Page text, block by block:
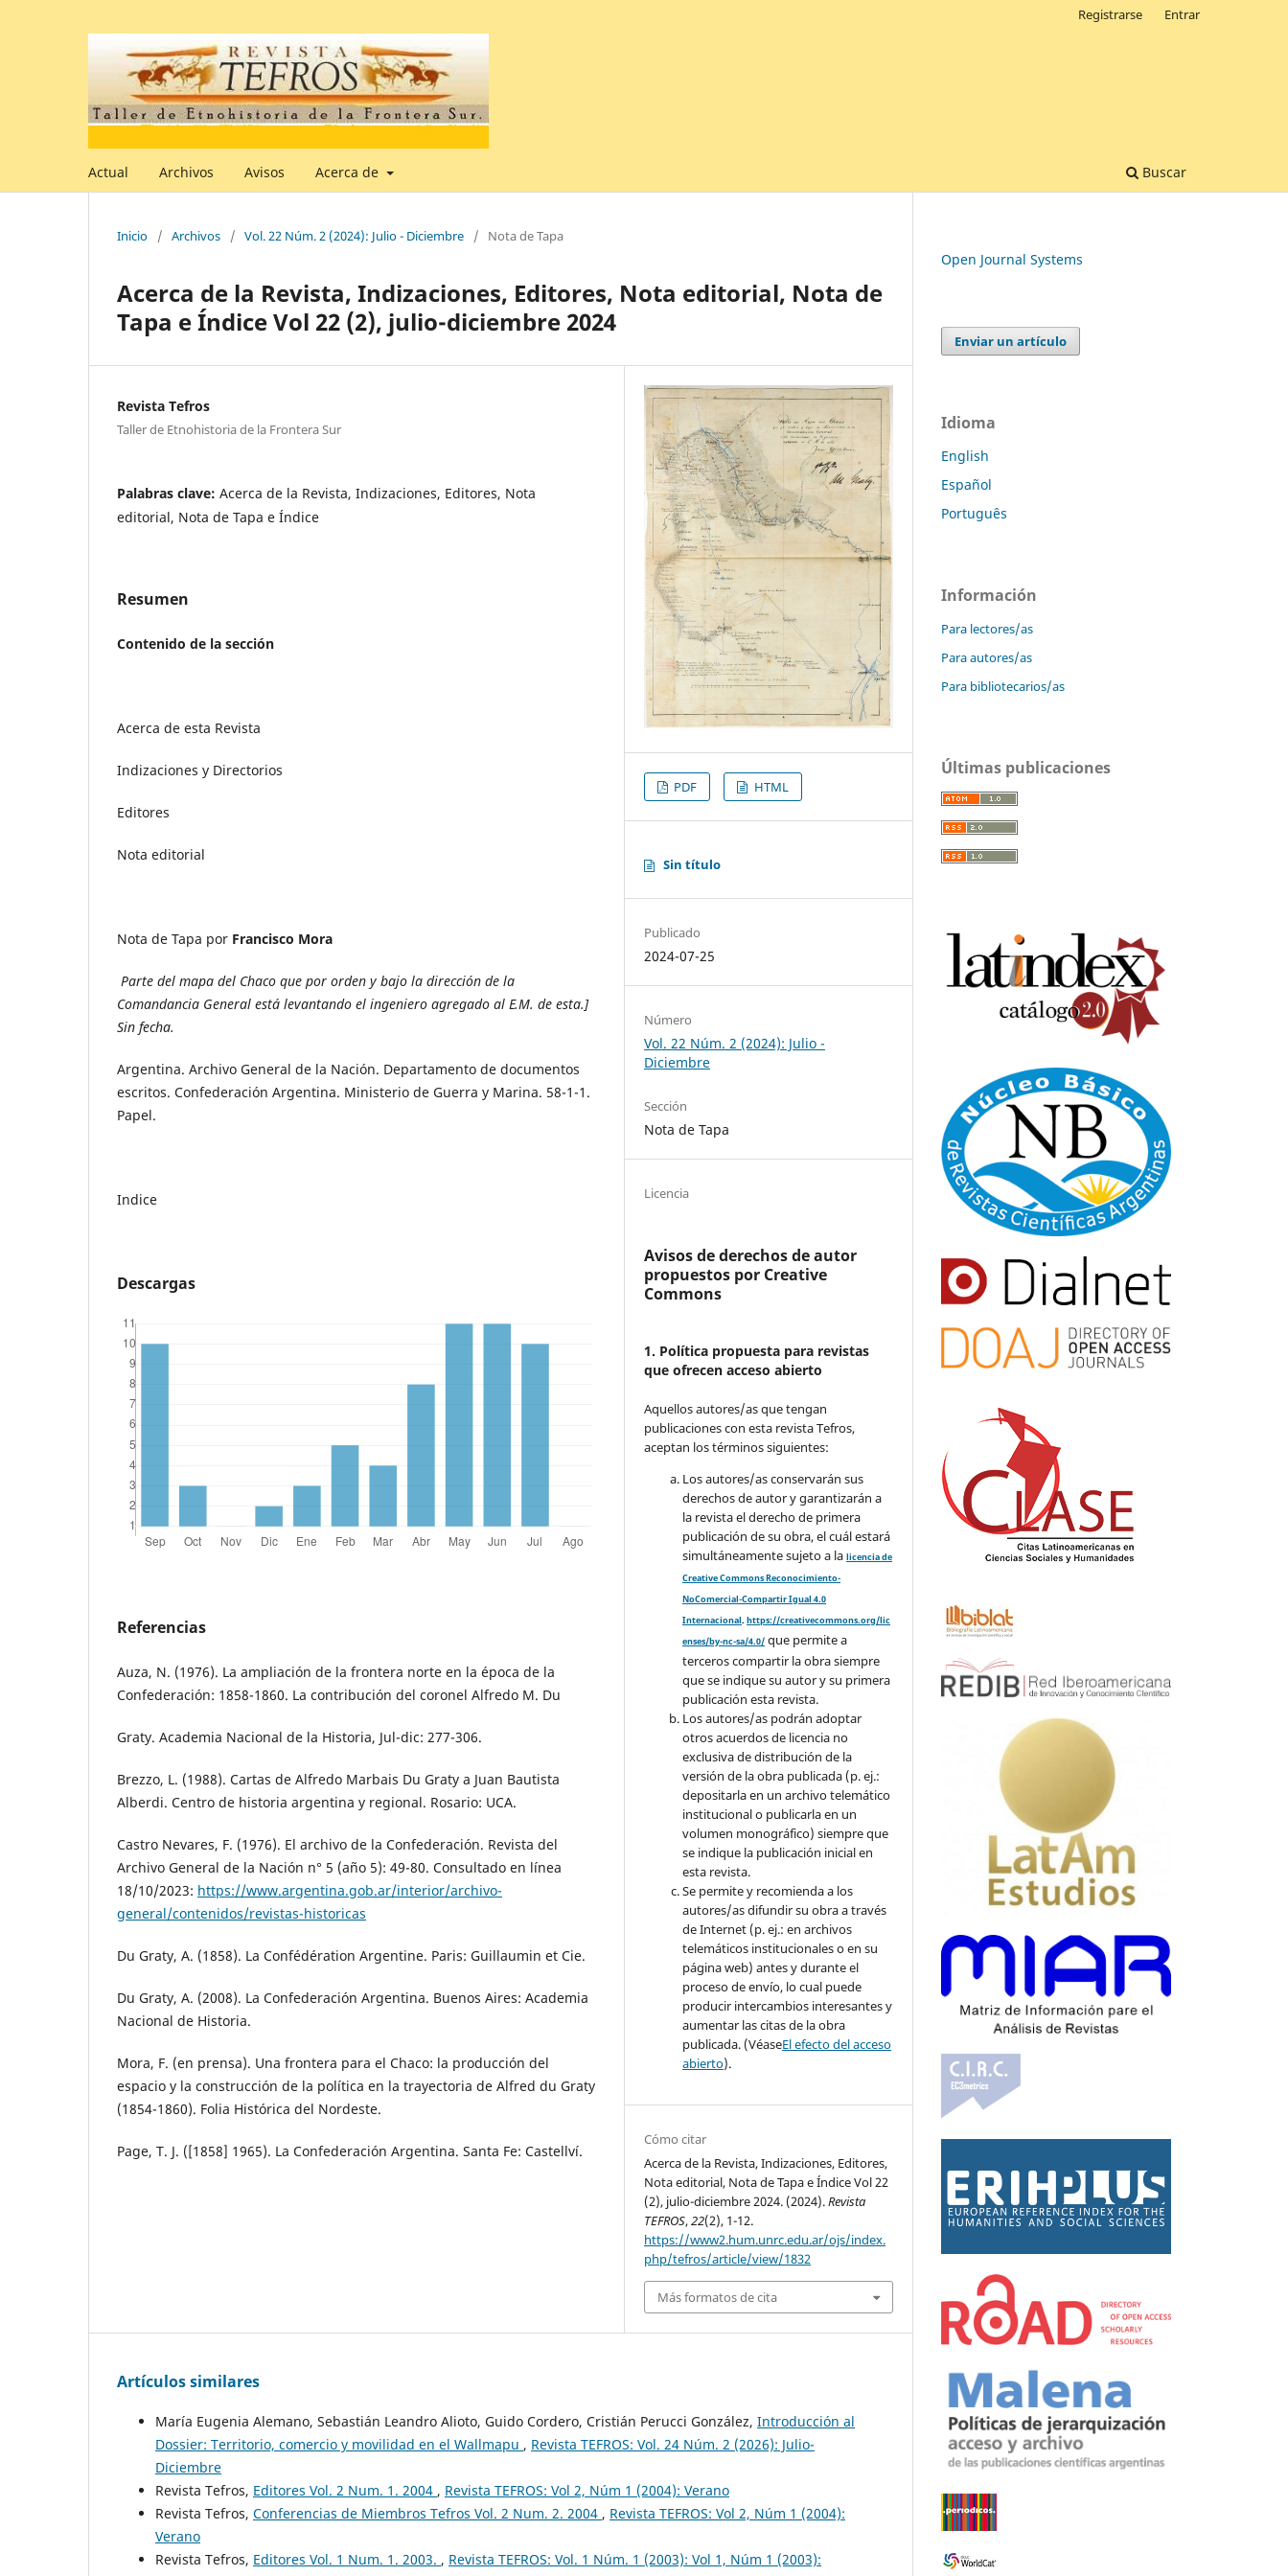
Actual Archivos Avisos Acerca de Buscar
Registrarse Entrar
Inicio / Archivos / Vol. 22 Núm. 2 (2024): Julio - Diciembre / Nota de Tapa
Acerca de la Revista, Indizaciones, Editores, Nota editorial, Nota de
Tapa e Índice Vol 22 (2), julio-diciembre 2024
Revista Tefros
Taller de Etnohistoria de la Frontera Sur
Palabras clave: Acerca de la Revista, Indizaciones, Editores, Nota
editorial, Nota de Tapa e Índice
Resumen
Contenido de la sección
Acerca de esta Revista
Indizaciones y Directorios
Editores
Nota editorial
Nota de Tapa por Francisco Mora
Parte del mapa del Chaco que por orden y bajo la dirección de la
Comandancia General está levantando el ingeniero agregado al E.M. de esta.]
Sin fecha.
Argentina. Archivo General de la Nación. Departamento de documentos
escritos. Confederación Argentina. Ministerio de Guerra y Marina. 58-1-1.
Papel.
Indice
Descargas
Referencias
Auza, N. (1976). La ampliación de la frontera norte en la época de la
Confederación: 1858-1860. La contribución del coronel Alfredo M. Du
Graty. Academia Nacional de la Historia, Jul-dic: 277-306.
Brezzo, L. (1988). Cartas de Alfredo Marbais Du Graty a Juan Bautista
Alberdi. Centro de historia argentina y regional. Rosario: UCA.
Castro Nevares, F. (1976). El archivo de la Confederación. Revista del
Archivo General de la Nación n° 5 (año 5): 49-80. Consultado en línea
18/10/2023: https://www.argentina.gob.ar/interior/archivo-
general/contenidos/revistas-historicas
Du Graty, A. (1858). La Confédération Argentine. Paris: Guillaumin et Cie.
Du Graty, A. (2008). La Confederación Argentina. Buenos Aires: Academia
Nacional de Historia.
Mora, F. (en prensa). Una frontera para el Chaco: la producción del
espacio y la construcción de la política en la trayectoria de Alfred du Graty
(1854-1860). Folia Histórica del Nordeste.
Page, T. J. ([1858] 1965). La Confederación Argentina. Santa Fe: Castellví.
PDF HTML
Sin título
Publicado
2024-07-25
Número
Vol. 22 Núm. 2 (2024): Julio -
Diciembre
Sección
Nota de Tapa
Licencia
Avisos de derechos de autor
propuestos por Creative
Commons
1. Política propuesta para revistas
que ofrecen acceso abierto
Aquellos autores/as que tengan
publicaciones con esta revista Tefros,
aceptan los términos siguientes:
Los autores/as conservarán sus
derechos de autor y garantizarán a
la revista el derecho de primera
publicación de su obra, el cuál estará
simultáneamente sujeto a lalicencia de
Creative Commons Reconocimiento-
NoComercial-Compartir Igual 4.0
Internacional.https://creativecommons.org/lic
enses/by-nc-sa/4.0/ que permite a
terceros compartir la obra siempre
que se indique su autor y su primera
publicación esta revista.
Los autores/as podrán adoptar
otros acuerdos de licencia no
exclusiva de distribución de la
versión de la obra publicada (p. ej.:
depositarla en un archivo telemático
institucional o publicarla en un
volumen monográfico) siempre que
se indique la publicación inicial en
esta revista.
Se permite y recomienda a los
autores/as difundir su obra a través
de Internet (p. ej.: en archivos
telemáticos institucionales o en su
página web) antes y durante el
proceso de envío, lo cual puede
producir intercambios interesantes y
aumentar las citas de la obra
publicada. (VéaseEl efecto del acceso
abierto).
Cómo citar
Acerca de la Revista, Indizaciones, Editores,
Nota editorial, Nota de Tapa e Índice Vol 22
(2), julio-diciembre 2024. (2024).Revista
TEFROS,22(2), 1-12.
https://www2.hum.unrc.edu.ar/ojs/index.
php/tefros/article/view/1832
Más formatos de cita
Artículos similares
María Eugenia Alemano, Sebastián Leandro Alioto, Guido Cordero, Cristián Perucci González, Introducción al
Dossier: Territorio, comercio y movilidad en el Wallmapu , Revista TEFROS: Vol. 24 Núm. 2 (2026): Julio-
Diciembre
Revista Tefros, Editores Vol. 2 Num. 1. 2004 , Revista TEFROS: Vol 2, Núm 1 (2004): Verano
Revista Tefros, Conferencias de Miembros Tefros Vol. 2 Num. 2. 2004 , Revista TEFROS: Vol 2, Núm 1 (2004):
Verano
Revista Tefros, Editores Vol. 1 Num. 1. 2003. , Revista TEFROS: Vol. 1 Núm. 1 (2003): Vol 1, Núm 1 (2003):
Open Journal Systems
Enviar un artículo
Idioma
English
Español
Português
Información
Para lectores/as
Para autores/as
Para bibliotecarios/as
Últimas publicaciones